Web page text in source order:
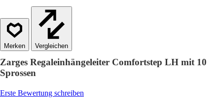
Vergleichen
Zarges Regaleinhängeleiter Comfortstep LH mit 10
Sprossen
Erste Bewertung schreiben